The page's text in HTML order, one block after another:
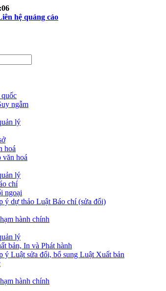
hệ quảng cáo
ngẫm
lý
hoá
văn hoá
lý
chí
ngoại
ý dự thảo Luật Báo chí (sửa đổi)
hành chính
lý
bản, In và Phát hành
ý Luật sửa đổi, bổ sung Luật Xuất bản
hành chính